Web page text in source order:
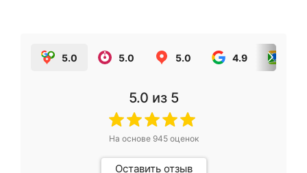
5.0 5.0 5.0 4.9
5.0 из 5
На основе 945оценок
Оставить отзыв